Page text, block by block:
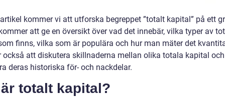
kommer vi att utforska begreppet ”totalt kapital” på ett
att ge en översikt över vad det innebär, vilka typer av
finns, vilka som är populära och hur man mäter det
också att diskutera skillnaderna mellan olika totala kapital och
deras historiska för- och nackdelar.
totalt kapital?